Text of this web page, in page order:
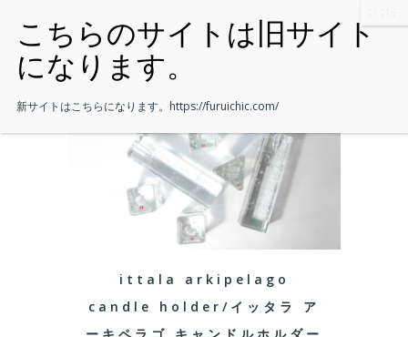
ittala arkipelago
candle holder/イッタラ ア
新サイトはこちらになります。 https://furuichic.com/